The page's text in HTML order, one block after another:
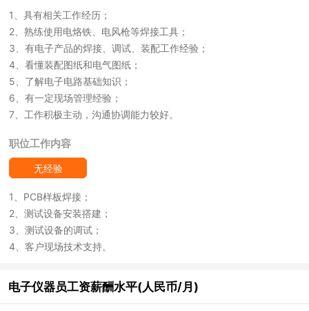
1、具有相关工作经历；
2、熟练使用电烙铁、电风枪等焊接工具；
3、有电子产品的焊接、调试、装配工作经验；
4、看懂装配图纸和电气图纸；
5、了解电子电路基础知识；
6、有一定现场管理经验；
7、工作积极主动，沟通协调能力较好。
职位工作内容
无经验
1、PCB样板焊接；
2、测试设备安装搭建；
3、测试设备的调试；
4、客户现场技术支持。
电子仪器员工资薪酬水平(人民币/月)